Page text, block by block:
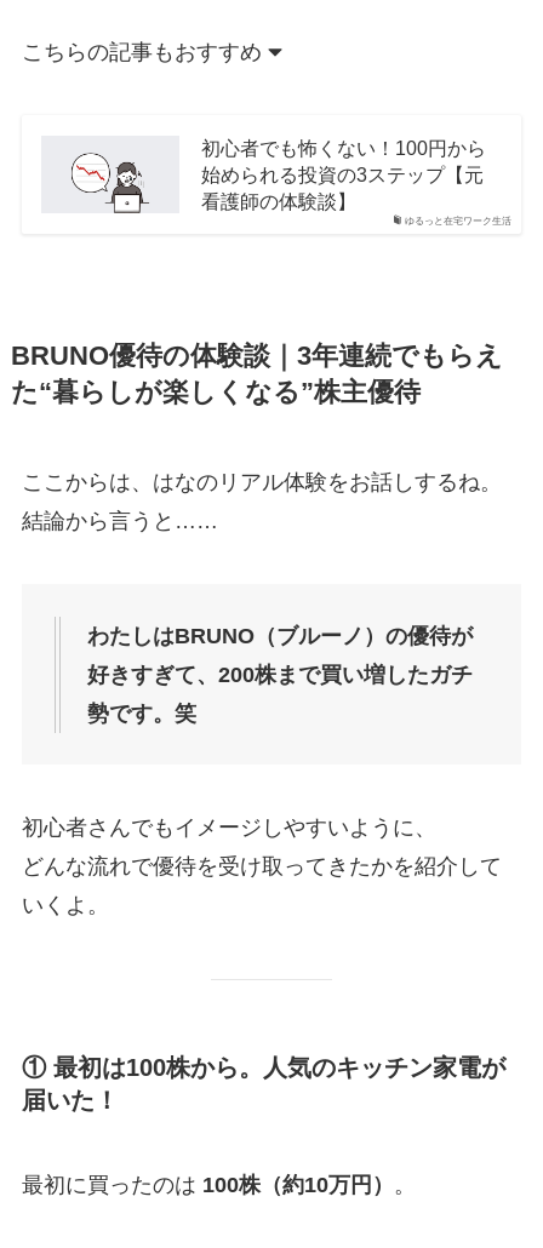
こちらの記事もおすすめ
ゆるっと在宅ワーク生活
初心者でも怖くない！100円から
始められる投資の3ステップ【元
看護師の体験談】
BRUNO優待の体験談｜3年連続でもらえ
た“暮らしが楽しくなる”株主優待
ここからは、はなのリアル体験をお話しするね。
結論から言うと……
わたしはBRUNO（ブルーノ）の優待が
好きすぎて、200株まで買い増したガチ
勢です。笑
初心者さんでもイメージしやすいように、
どんな流れで優待を受け取ってきたかを紹介して
いくよ。
① 最初は100株から。人気のキッチン家電が
届いた！
最初に買ったのは 100株（約10万円） 。